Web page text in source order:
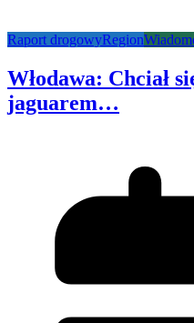
Raport drogowyRegion
Włodawa: Chciał
jaguarem…